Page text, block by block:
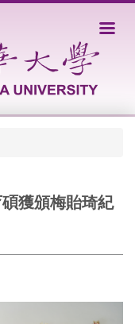
獲頒梅貽琦紀